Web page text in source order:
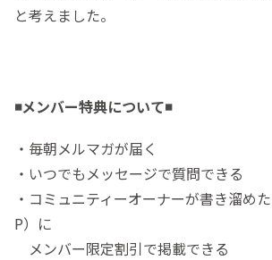
と考えました。
◾️メンバー特典について◾️
・毎朝メルマガが届く
・いつでもメッセージで質問できる
・コミュニティーオーナーが書き溜め
P）に
メンバー限定割引で掲載できる